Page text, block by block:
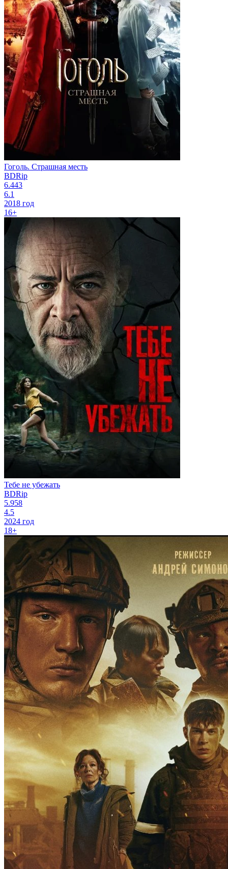
Гоголь. Страшная месть
BDRip
6.443
6.1
2018 год
16+
Тебе не убежать
BDRip
5.958
4.5
2024 год
18+